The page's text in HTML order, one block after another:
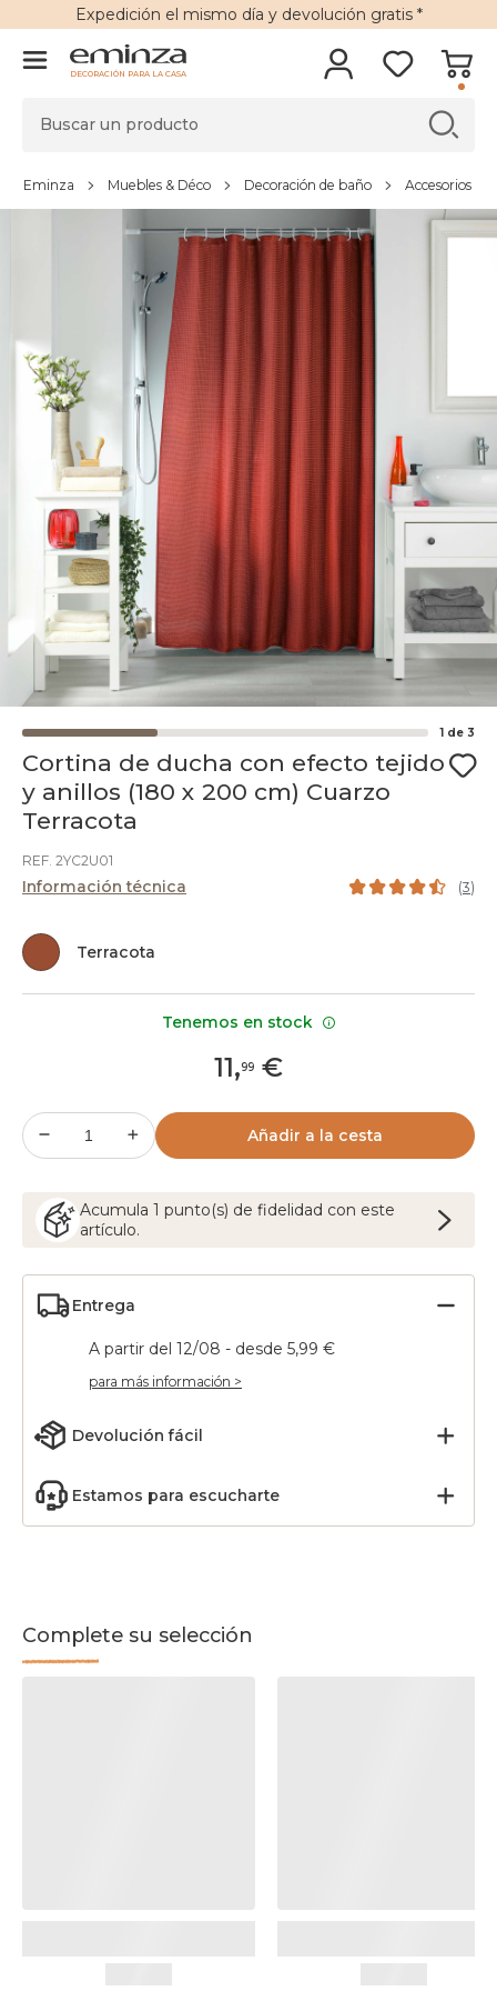
Expedición el mismo día y devolución gratis*
DECORACIÓN PARA LA CASA
Eminza Muebles & Déco Decoración de baño Accesorios de
1 de 3
Cortina de ducha con efecto tejido
y anillos (180 x 200 cm) Cuarzo
Terracota
REF. 2YC2U01
Información técnica (3)
Terracota
11,99 €
Añadir a la cesta
Acumula 1 punto(s) de fidelidad con este
artículo.
Entrega
A partir del 12/08 - desde 5,99 €
para más información >
Devolución fácil
Estamos para escucharte
Complete su selección